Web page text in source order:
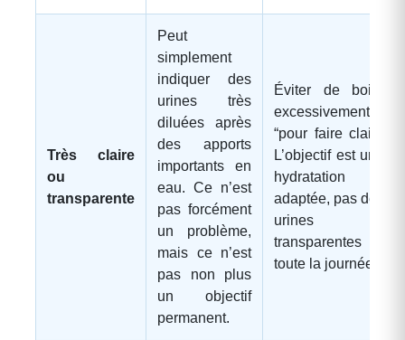
Très claire
ou
transparente
Peut
simplement
indiquer des
urines très
diluées après
des apports
importants en
eau. Ce n’est
pas forcément
un problème,
mais ce n’est
pas non plus
un objectif
permanent.
Éviter de boire
excessivement
“pour faire clair”.
L’objectif est une
hydratation
adaptée, pas des
urines
transparentes
toute la journée.